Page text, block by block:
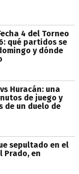
4 del Torneo
qué partidos se
y dónde
Huracán: una
de juego y
de un duelo de
sepultado en el
Prado, en